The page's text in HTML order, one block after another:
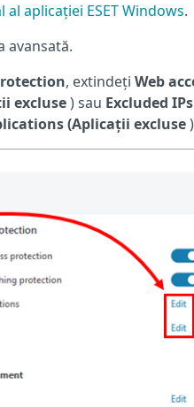
aplicației ESET Windows.
avansată.
, extindeți Web
excluse) sau Excluded
(Aplicații excluse